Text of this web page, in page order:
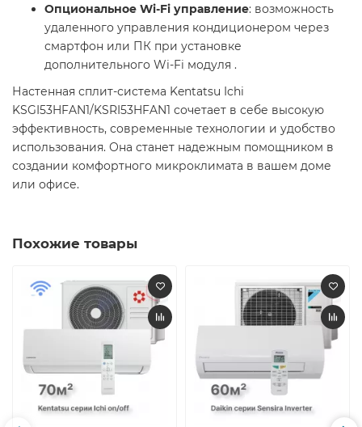
Опциональное Wi-Fi управление: возможность
удаленного управления кондиционером через
смартфон или ПК при установке
дополнительного Wi-Fi модуля .​
Настенная сплит-система Kentatsu Ichi
KSGI53HFAN1/KSRI53HFAN1 сочетает в себе высокую
эффективность, современные технологии и удобство
использования. Она станет надежным помощником в
создании комфортного микроклимата в вашем доме
или офисе.
Похожие товары